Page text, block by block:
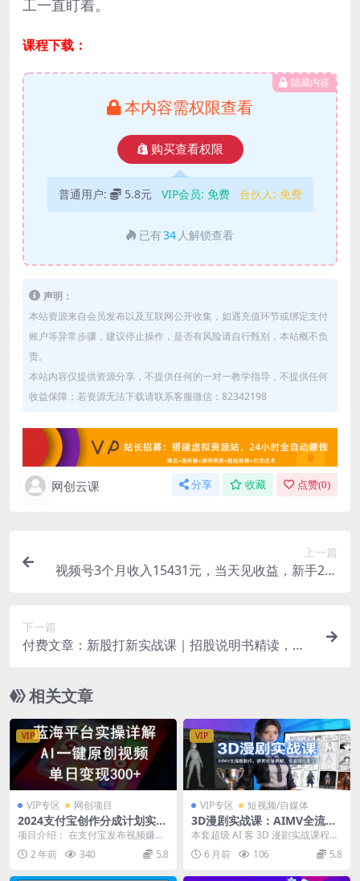
工一直盯着。
课程下载：
隐藏内容
本内容需权限查看
购买查看权限
普通用户: 5.8元 VIP会员: 免费 合伙人: 免费
已有34 人解锁查看
声明：
本站资源来自会员发布以及互联网公开收集，如遇充值环节或绑定支付
账户等异常步骤，建议停止操作，是否有风险请自行甄别，本站概不负
责。
本站内容仅提供资源分享，不提供任何的一对一教学指导，不提供任何
收益保障；若资源无法下载请联系客服微信：82342198
网创云课 分享 收藏 点赞(0)
上一篇
视频号3个月收入15431元，当天见收益，新手2天
下一篇
付费文章：新股打新实战课｜招股说明书精读，存
相关文章
VIP
VIP专区 网创项目
2024支付宝创作分成计划实操
详解，AI一键原创视频，单日
变现300+
项目介绍： 在支付宝发布视频赚播
放收益，蓝海平台，竞争小，平台
流量扶持，播放就有...
2 年前 340 5.8
VIP
VIP专区 短视频/自媒体
3D漫剧实战课：AIMV全流程
制作，获奖作品拆解，零基础
也能学
本套超级 AI 客 3D 漫剧实战课程，
专注 AI 驱动的 3D 漫剧 AIMV...
6 月前 106 5.8